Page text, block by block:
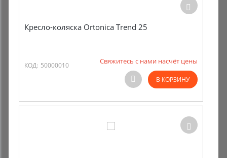
Кресло-коляска Ortonica Trend 25
КОД: 50000010 Свяжитесь с нами насчёт цены
В КОРЗИНУ